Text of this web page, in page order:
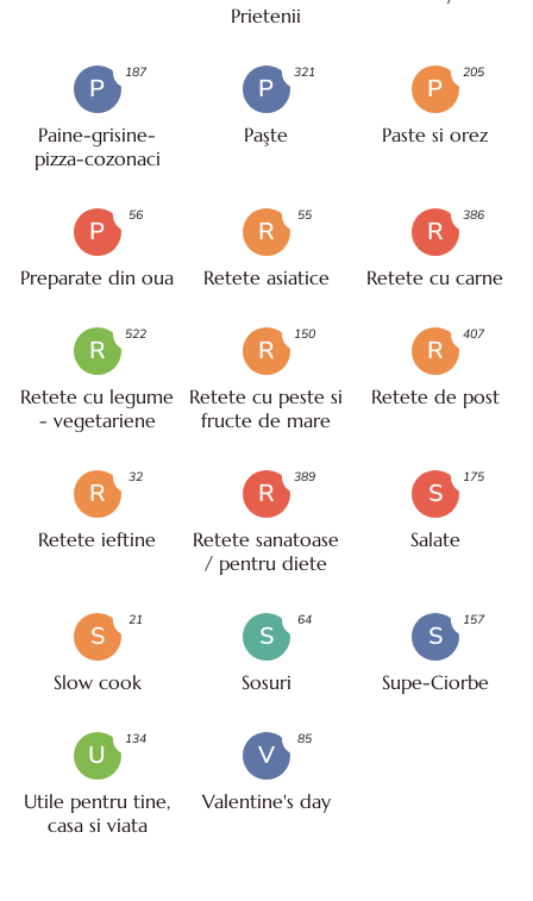
Prietenii
P
Paine-grisine-
pizza-cozonaci
187
P
Paşte
321
P
Paste si orez
205
P
Preparate din oua
56
R
Retete asiatice
55
R
Retete cu carne
386
R
Retete cu legume
- vegetariene
522
R
Retete cu peste si
fructe de mare
150
R
Retete de post
407
R
Retete ieftine
32
R
Retete sanatoase
/ pentru diete
389
S
Salate
175
S
Slow cook
21
S
Sosuri
64
S
Supe-Ciorbe
157
U
Utile pentru tine,
casa si viata
134
V
Valentine's day
85